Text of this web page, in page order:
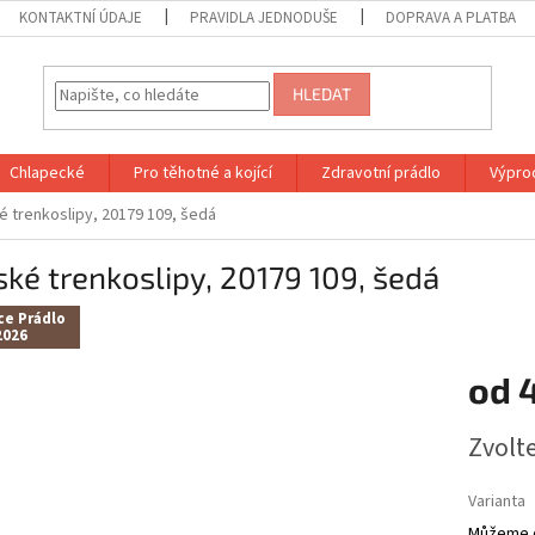
KONTAKTNÍ ÚDAJE PRAVIDLA JEDNODUŠE DOPRAVA A PLATBA
HLEDAT
Chlapecké Pro těhotné a kojící Zdravotní prádlo
trenkoslipy, 20179 109, šedá
trenkoslipy, 20179 109, šedá
Prádlo
od
cena:
Varianta